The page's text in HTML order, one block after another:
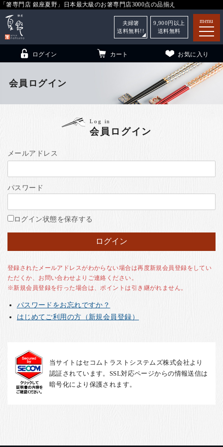
「箸専門店 銀座夏野」日本最大級のお箸専門店3000点の品揃え
menu
（贈答用・自宅用）
銀座夏野・箸長
ご利用ガイド
お客様の声
お知らせ
English
ログイン カート お気に入り
夫婦箸
送料無料!!
9,900 円以上
送料無料
会員ログイン
Log in
会員ログイン
メールアドレス
パスワード
ログイン状態を保存する
登録されたメールアドレスがわからない場合は再度新規会員登録をしてい
ただくか、お問い合わせよりご連絡ください。
※新規会員登録を行った場合は、ポイントは引き継がれません。
パスワードをお忘れですか？
はじめてご利用の方（新規会員登録）
当サイトはセコムトラストシステムズ株式会社より
認証されています。SSL対応ページからの情報送信は
暗号化により保護されます。